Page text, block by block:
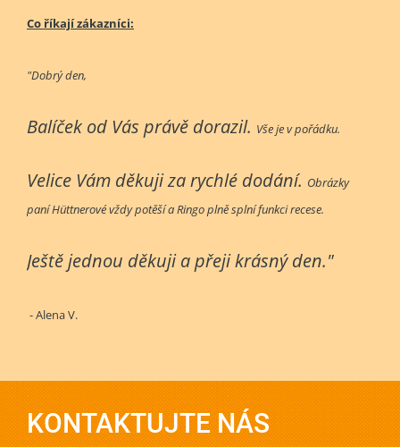
Co říkají zákazníci:
"Dobrý den,
Balíček od Vás právě dorazil. Vše je v pořádku.
Velice Vám děkuji za rychlé dodání. Obrázky
paní Hüttnerové vždy potěší a Ringo plně splní funkci recese.
Ještě jednou děkuji a přeji krásný den."
- Alena V.
KONTAKTUJTE NÁS